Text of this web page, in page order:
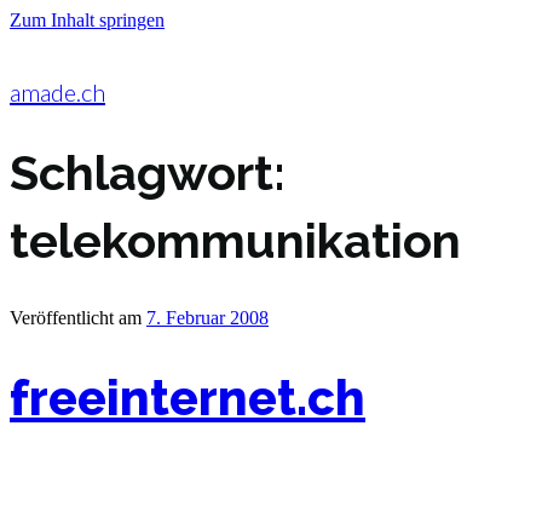
Zum Inhalt springen
amade.ch
Schlagwort:
telekommunikation
Veröffentlicht am 7. Februar 2008
freeinternet.ch